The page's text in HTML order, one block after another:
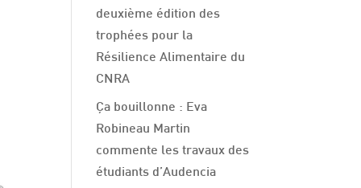
deuxième édition des
trophées pour la
Résilience Alimentaire du
CNRA
Ça bouillonne : Eva
Robineau Martin
commente les travaux des
étudiants d’Audencia